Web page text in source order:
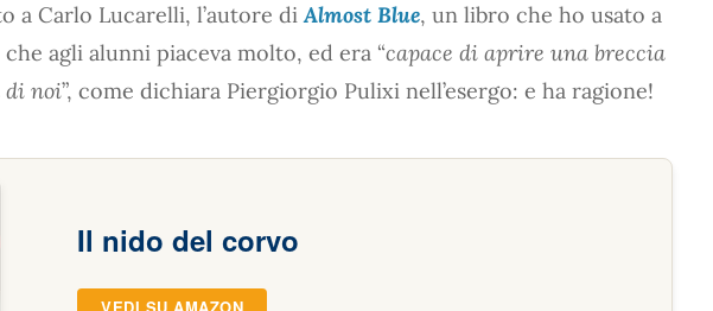
a Carlo Lucarelli, l’autore diAlmost Blue, un libro che ho usato a
agli alunni piaceva molto, ed era “capace di aprire una breccia
di noi”, come dichiara Piergiorgio Pulixi nell’esergo: e ha ragione!
Il nido del corvo